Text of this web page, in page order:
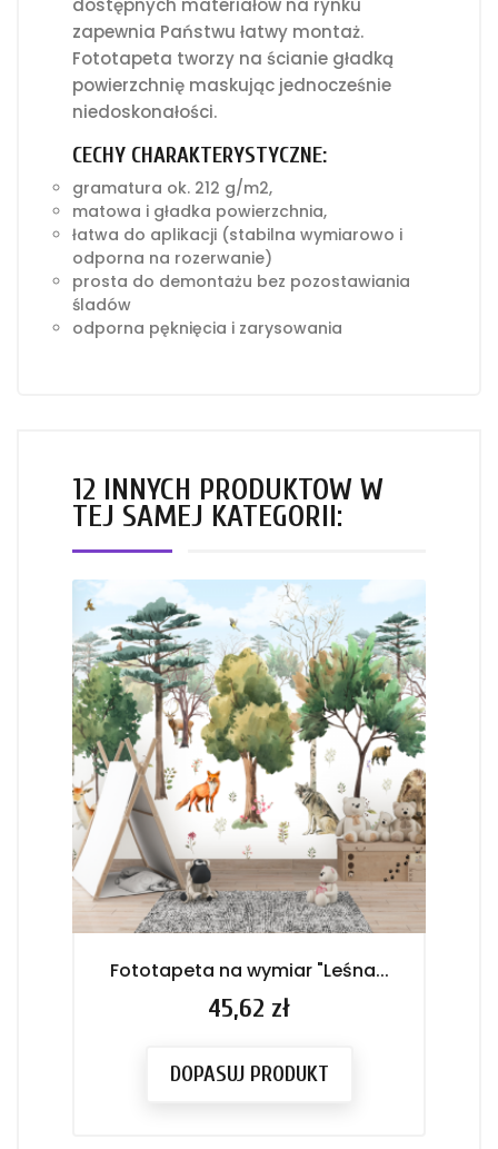
zapewnia Państwu łatwy montaż.
Fototapeta tworzy na ścianie gładką
powierzchnię maskując jednocześnie
niedoskonałości.
CECHY CHARAKTERYSTYCZNE:
gramatura ok. 212 g/m2,
matowa i gładka powierzchnia,
łatwa do aplikacji (stabilna wymiarowo i
odporna na rozerwanie)
prosta do demontażu bez pozostawiania
śladów
odporna pęknięcia i zarysowania
12 INNYCH PRODUKTÓW W
TEJ SAMEJ KATEGORII:
Fototapeta na wymiar "Leśna...
Cena
45,62 zł
DOPASUJ PRODUKT